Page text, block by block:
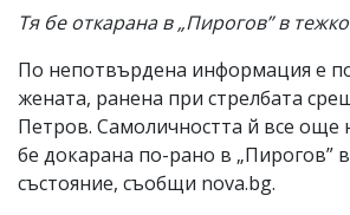
Тя бе откарана в „Пирогов” в
По непотвърдена информация е
жената, ранена при стрелбата
Петров. Самоличността й все още
бе докарана по-рано в „Пирогов”
състояние, съобщи nova.bg.